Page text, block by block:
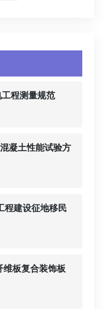
程测量规范
凝土性能试验方
程建设征地移民
板复合装饰板